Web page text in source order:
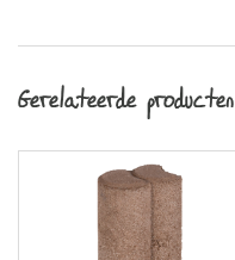
Gerelateerde producten